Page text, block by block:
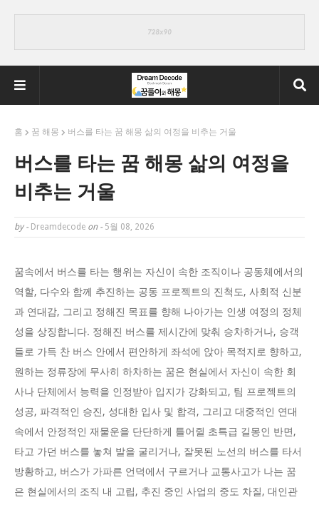
홈 꿈 해몽 버스를 타는 꿈 해몽 삶의 여정을 비추는 거울
버스를 타는 꿈 해몽 삶의 여정을
비추는 거울
by - Dreamdecode on - 5월 08, 2026
꿈속에서 버스를 타는 행위는 자신이 속한 조직이나 공동체에서의
역할, 다수와 함께 추진하는 공동 프로젝트의 진척도, 사회적 신분
과 연대감, 그리고 정해진 목표를 향해 나아가는 인생 여정의 정체
성을 상징합니다. 정해진 버스를 제시간에 맞춰 승차하거나, 승객
들로 가득 찬 버스 안에서 편안하게 좌석에 앉아 목적지로 향하고,
원하는 정류장에 무사히 하차하는 꿈은 현실에서 자신이 속한 회
사나 단체에서 능력을 인정받아 입지가 강화되고, 팀 프로젝트의
성공, 파격적인 승진, 성대한 입사 및 합격, 그리고 대중적인 연대
속에서 안정적인 재물운을 단단하게 틀어쥘 초특급 길몽인 반면,
타고 가던 버스를 놓쳐 발을 굴리거나, 잘못된 노선의 버스를 타서
방황하고, 버스가 가파른 언덕에서 구르거나 교통사고가 나는 꿈
은 현실에서의 조직 내 고립, 추진 중인 사업의 중도 차질, 대인관